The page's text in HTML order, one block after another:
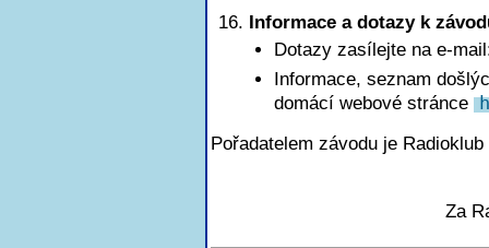
Informace a dotazy k
Dotazy zasílejte na e-
Informace, seznam
domácí webové stránce
Pořadatelem závodu je
Za